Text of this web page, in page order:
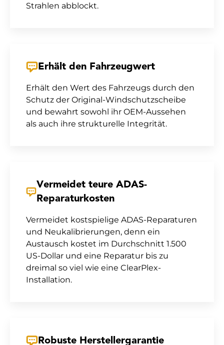
Strahlen abblockt.
Erhält den Fahrzeugwert
Erhält den Wert des Fahrzeugs durch den
Schutz der Original-Windschutzscheibe
und bewahrt sowohl ihr OEM-Aussehen
als auch ihre strukturelle Integrität.
Vermeidet teure ADAS-
Reparaturkosten
Vermeidet kostspielige ADAS-Reparaturen
und Neukalibrierungen, denn ein
Austausch kostet im Durchschnitt 1.500
US-Dollar und eine Reparatur bis zu
dreimal so viel wie eine ClearPlex-
Installation.
Robuste Herstellergarantie